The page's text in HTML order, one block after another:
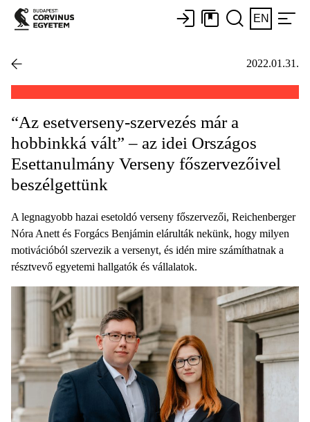
EN
2022.01.31.
“Az esetverseny-szervezés már a
hobbinkká vált” – az idei Országos
Esettanulmány Verseny főszervezőivel
beszélgettünk
A legnagyobb hazai esetoldó verseny főszervezői, Reichenberger
Nóra Anett és Forgács Benjámin elárulták nekünk, hogy milyen
motivációból szervezik a versenyt, és idén mire számíthatnak a
résztvevő egyetemi hallgatók és vállalatok.